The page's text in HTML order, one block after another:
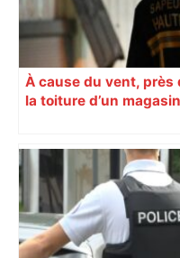
À cause du vent, près
la toiture d’un